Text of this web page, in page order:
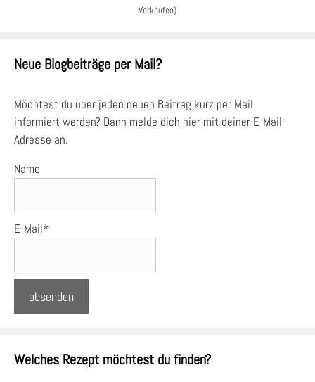
Verkäufen)
Neue Blogbeiträge per Mail?
Möchtest du über jeden neuen Beitrag kurz per Mail
informiert werden? Dann melde dich hier mit deiner E-Mail-
Adresse an.
Name
E-Mail*
Welches Rezept möchtest du finden?